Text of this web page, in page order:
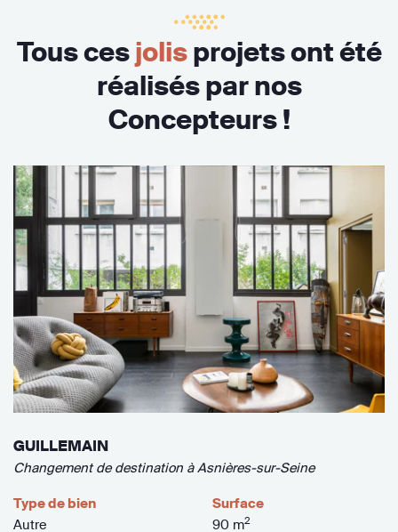
Tous cesjolisprojets ont été
réalisés par nos
Concepteurs !
GUILLEMAIN
Changement de destination à Asnières-sur-Seine
Type de bien
Autre
Surface
90 m2